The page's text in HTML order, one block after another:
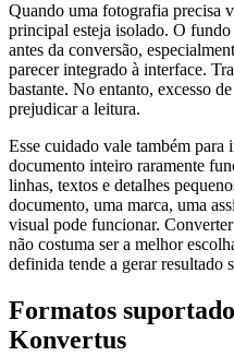
Quando uma fotografia precisa
principal esteja isolado. O
antes da conversão,
parecer integrado à interface.
bastante. No entanto, excesso
prejudicar a leitura.
Esse cuidado vale também para
documento inteiro raramente
linhas, textos e detalhes
documento, uma marca, uma
visual pode funcionar.
não costuma ser a melhor
definida tende a gerar resultado
Formatos
Konvertus